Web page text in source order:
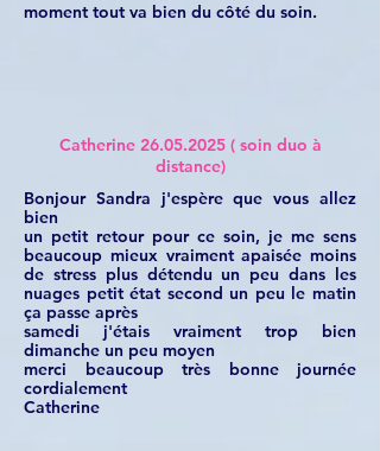
moment tout va bien du côté du soin.
Catherine 26.05.2025( soin duo à
distance)
Bonjour Sandra j'espère que vous allez
bien
un petit retour pour ce soin, je me sens
beaucoup mieux vraiment apaisée moins
de stress plus détendu un peu dans les
nuages petit état second un peu le matin
ça passe après
samedi j'étais vraiment trop bien
dimanche un peu moyen
merci beaucoup très bonne journée
cordialement
Catherine